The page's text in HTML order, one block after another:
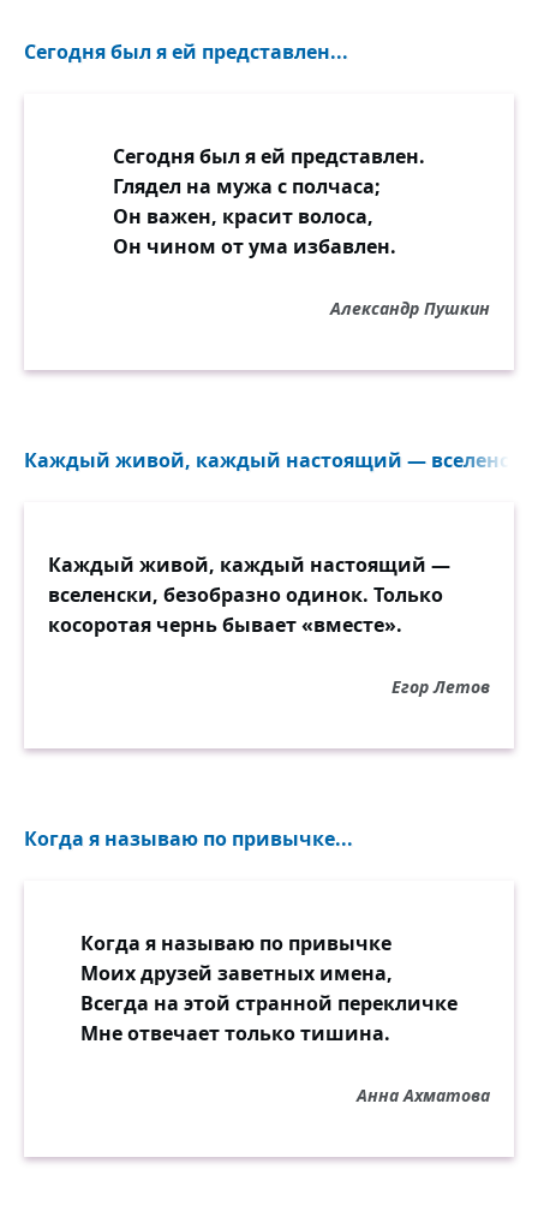
Сегодня был я ей представлен...
Сегодня был я ей представлен.
Глядел на мужа с полчаса;
Он важен, красит волоса,
Он чином от ума избавлен.
Александр Пушкин
Каждый живой, каждый настоящий —
Каждый живой, каждый настоящий —
вселенски, безобразно одинок. Только
косоротая чернь бывает «вместе».
Егор Летов
Когда я называю по привычке...
Когда я называю по привычке
Моих друзей заветных имена,
Всегда на этой странной перекличке
Мне отвечает только тишина.
Анна Ахматова